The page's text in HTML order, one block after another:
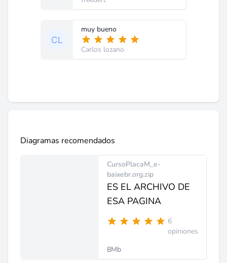
muy bueno
Carlos lozano
Diagramas recomendados
CursoPlacaM_e-
baixebr.org.zip
ES EL ARCHIVO DE
ESA PAGINA
6
opiniones
8Mb